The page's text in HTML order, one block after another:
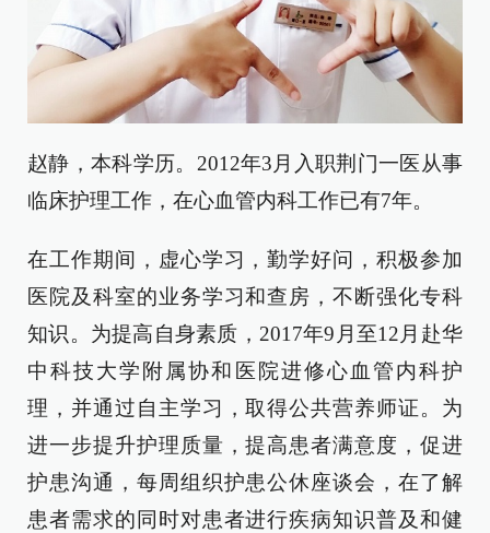
赵静，本科学历。2012年3月入职荆门一医从事
临床护理工作，在心血管内科工作已有7年。
在工作期间，虚心学习，勤学好问，积极参加
医院及科室的业务学习和查房，不断强化专科
知识。为提高自身素质，2017年9月至12月赴华
中科技大学附属协和医院进修心血管内科护
理，并通过自主学习，取得公共营养师证。为
进一步提升护理质量，提高患者满意度，促进
护患沟通，每周组织护患公休座谈会，在了解
患者需求的同时对患者进行疾病知识普及和健